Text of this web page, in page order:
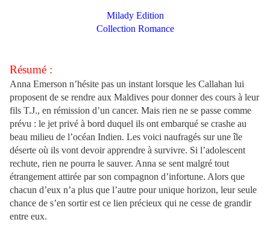
Milady Edition
Collection Romance
Résumé :
Anna Emerson n’hésite pas un instant lorsque les Callahan lui
proposent de se rendre aux Maldives pour donner des cours à leur
fils T.J., en rémission d’un cancer. Mais rien ne se passe comme
prévu : le jet privé à bord duquel ils ont embarqué se crashe au
beau milieu de l’océan Indien. Les voici naufragés sur une île
déserte où ils vont devoir apprendre à survivre. Si l’adolescent
rechute, rien ne pourra le sauver. Anna se sent malgré tout
étrangement attirée par son compagnon d’infortune. Alors que
chacun d’eux n’a plus que l’autre pour unique horizon, leur seule
chance de s’en sortir est ce lien précieux qui ne cesse de grandir
entre eux.